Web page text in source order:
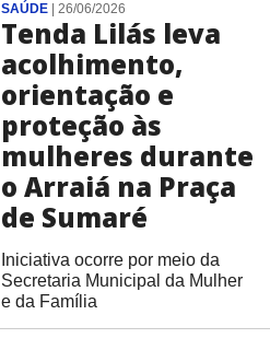
SAÚDE| 26/06/2026
Tenda Lilás leva
acolhimento,
orientação e
proteção às
mulheres durante
o Arraiá na Praça
de Sumaré
Iniciativa ocorre por meio da
Secretaria Municipal da Mulher
e da Família